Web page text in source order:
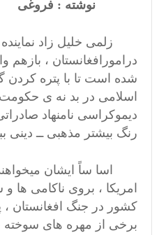
نوشته : فروغی
زلمی خلیل زاد
درامورافغانستان ، بازهم
شده است تا با پتره کردن
اسلامی در بد نه ی
دیموکراسی نامنهاد
رنگ بیشتر مذهبی ــ دینی
اسا ساً ایشان میخواهند
امریکا ، بروی ناکامی
کشور در جنگ افغانستان ،
برخی از مهره های سوخته